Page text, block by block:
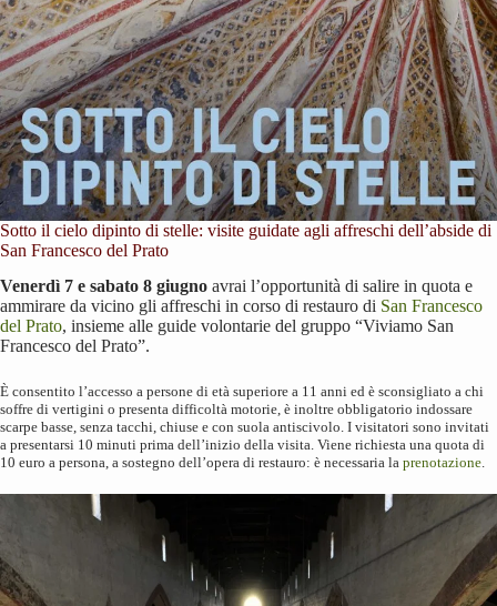
Sotto il cielo dipinto di stelle: visite guidate agli affreschi dell’abside di
San Francesco del Prato
Venerdì 7 e sabato 8 giugno avrai l’opportunità di salire in quota e
ammirare da vicino gli affreschi in corso di restauro di San Francesco
del Prato, insieme alle guide volontarie del gruppo “Viviamo San
Francesco del Prato”.
È consentito l’accesso a persone di età superiore a 11 anni ed è sconsigliato a chi
soffre di vertigini o presenta difficoltà motorie, è inoltre obbligatorio indossare
scarpe basse, senza tacchi, chiuse e con suola antiscivolo. I visitatori sono invitati
a presentarsi 10 minuti prima dell’inizio della visita. Viene richiesta una quota di
10 euro a persona, a sostegno dell’opera di restauro: è necessaria la prenotazione.